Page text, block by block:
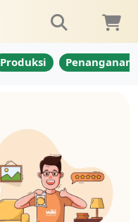
Produksi Penanganan